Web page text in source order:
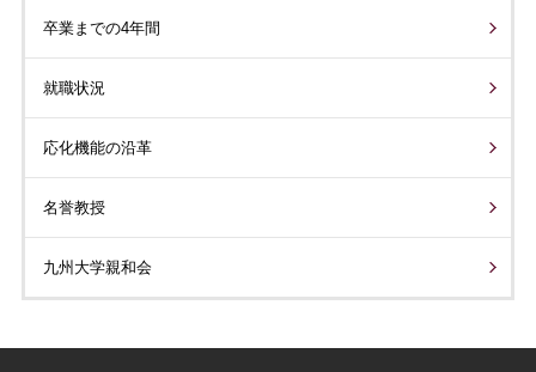
卒業までの4年間
就職状況
応化機能の沿革
名誉教授
九州大学親和会